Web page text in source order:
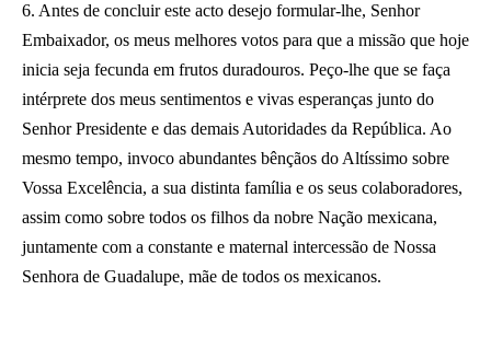
6. Antes de concluir este acto desejo formular-lhe, Senhor
Embaixador, os meus melhores votos para que a missão que hoje
inicia seja fecunda em frutos duradouros. Peço-lhe que se faça
intérprete dos meus sentimentos e vivas esperanças junto do
Senhor Presidente e das demais Autoridades da República. Ao
mesmo tempo, invoco abundantes bênçãos do Altíssimo sobre
Vossa Excelência, a sua distinta família e os seus colaboradores,
assim como sobre todos os filhos da nobre Nação mexicana,
juntamente com a constante e maternal intercessão de Nossa
Senhora de Guadalupe, mãe de todos os mexicanos.